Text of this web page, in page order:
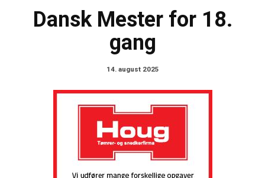
Dansk Mester for 18.
gang
14. august 2025